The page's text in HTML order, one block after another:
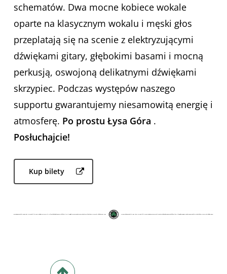
schematów. Dwa mocne kobiece wokale
oparte na klasycznym wokalu i męski głos
przeplatają się na scenie z elektryzującymi
dźwiękami gitary, głębokimi basami i mocną
perkusją, oswojoną delikatnymi dźwiękami
skrzypiec. Podczas występów naszego
supportu gwarantujemy niesamowitą energię i
atmosferę. Po prostu Łysa Góra .
Posłuchajcie!
Kup bilety